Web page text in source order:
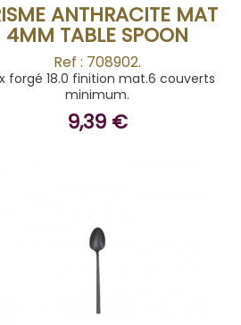
ANTHRACITE MAT
4MM TABLE SPOON
Ref : 708902.
forgé 18.0 finition mat.6 couverts
minimum.
9,39 €
BUY